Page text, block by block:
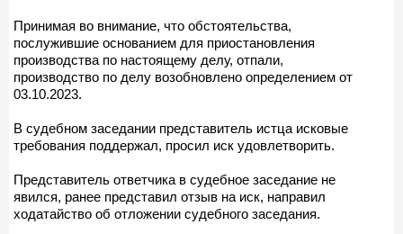
Принимая во внимание, что обстоятельства,
послужившие основанием для приостановления
производства по настоящему делу, отпали,
производство по делу возобновлено определением от
03.10.2023.
В судебном заседании представитель истца исковые
требования поддержал, просил иск удовлетворить.
Представитель ответчика в судебное заседание не
явился, ранее представил отзыв на иск, направил
ходатайство об отложении судебного заседания.